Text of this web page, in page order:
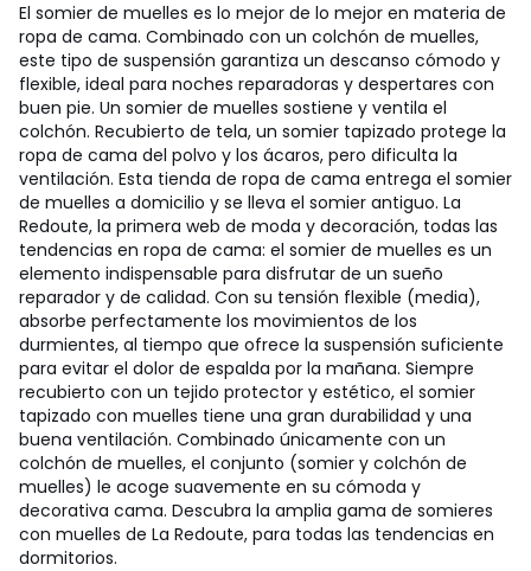
El somier de muelles es lo mejor de lo mejor en materia de
ropa de cama. Combinado con un colchón de muelles,
este tipo de suspensión garantiza un descanso cómodo y
flexible, ideal para noches reparadoras y despertares con
buen pie. Un somier de muelles sostiene y ventila el
colchón. Recubierto de tela, un somier tapizado protege la
ropa de cama del polvo y los ácaros, pero dificulta la
ventilación. Esta tienda de ropa de cama entrega el somier
de muelles a domicilio y se lleva el somier antiguo. La
Redoute, la primera web de moda y decoración, todas las
tendencias en ropa de cama: el somier de muelles es un
elemento indispensable para disfrutar de un sueño
reparador y de calidad. Con su tensión flexible (media),
absorbe perfectamente los movimientos de los
durmientes, al tiempo que ofrece la suspensión suficiente
para evitar el dolor de espalda por la mañana. Siempre
recubierto con un tejido protector y estético, el somier
tapizado con muelles tiene una gran durabilidad y una
buena ventilación. Combinado únicamente con un
colchón de muelles, el conjunto (somier y colchón de
muelles) le acoge suavemente en su cómoda y
decorativa cama. Descubra la amplia gama de somieres
con muelles de La Redoute, para todas las tendencias en
dormitorios.